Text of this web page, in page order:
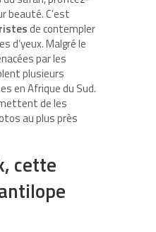
beauté. C’est
de contempler
d’yeux. Malgré le
par les
plusieurs
en Afrique du Sud.
de les
au plus près
cette